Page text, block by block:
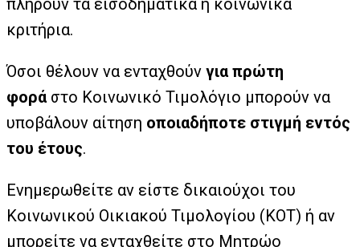
πληρούν τα εισοδηματικά ή κοινωνικά
κριτήρια.
Όσοι θέλουν να ενταχθούν για πρώτη
φορά στο Κοινωνικό Τιμολόγιο μπορούν να
υποβάλουν αίτηση οποιαδήποτε στιγμή εντός
του έτους.
Ενημερωθείτε αν είστε δικαιούχοι του
Κοινωνικού Οικιακού Τιμολογίου (ΚΟΤ) ή αν
μπορείτε να ενταχθείτε στο Μητρώο